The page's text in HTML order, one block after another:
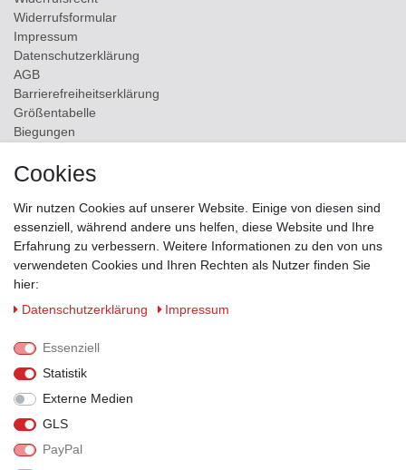
Widerrufs­formular
Impressum
Daten­schutz­erklärung
AGB
Barrierefreiheitserklärung
Größentabelle
Biegungen
Kontakt
ZAHLUNGSMÖGLICHKEITEN
VERSANDPARTNER
Cookies
Wir nutzen Cookies auf unserer Website. Einige von diesen sind
essenziell, während andere uns helfen, diese Website und Ihre
Erfahrung zu verbessern. Weitere Informationen zu den von uns
verwendeten Cookies und Ihren Rechten als Nutzer finden Sie
hier:
Daten­schutz­erklärung
Impressum
Essenziell
Statistik
Externe Medien
GLS
PayPal